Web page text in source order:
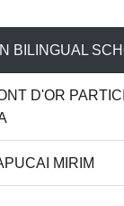
BILINGUAL
D'OR
MIRIM